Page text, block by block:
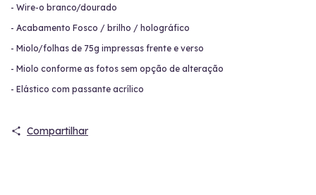
- Wire-o branco/dourado
- Acabamento Fosco / brilho / holográfico
- Miolo/folhas de 75g impressas frente e verso
- Miolo conforme as fotos sem opção de alteração
- Elástico com passante acrílico
Compartilhar